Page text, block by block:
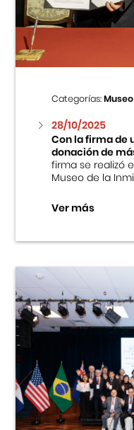
Categorías:Museo
28/10/2025
Con la firma de
donación de
firma se realizó
Museo de la
Ver más